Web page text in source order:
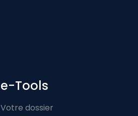
e-Tools
Votre dossier